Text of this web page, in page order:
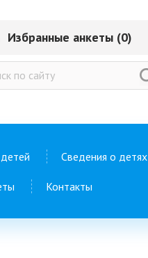
Избранные анкеты (0)
Сведения о детях
Контакты